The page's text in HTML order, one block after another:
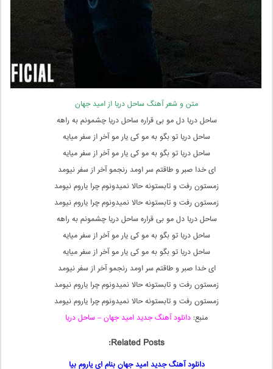
متن و شعر آهنگ ساحل دریا از امید جهان
ساحل دریا دل مو بی قراره ساحل دریا چشمونم به راهه
ساحل دریا تو بگو به مو کی یار مو آخر از سفر میایه
ساحل دریا تو بگو به مو کی یار مو آخر از سفر میایه
ای خدا صبر و طاقتم سر اومد رنجمو آخر از سفر نیومد
زمستون رفت و تابستونه حالا نمیدونوم چرا یاروم نیومد
زمستون رفت و تابستونه حالا نمیدونوم چرا یاروم نیومد
ساحل دریا دل مو بی قراره ساحل دریا چشمونم به راهه
ساحل دریا تو بگو به مو کی یار مو آخر از سفر میایه
ساحل دریا تو بگو به مو کی یار مو آخر از سفر میایه
ای خدا صبر و طاقتم سر اومد رنجمو آخر از سفر نیومد
زمستون رفت و تابستونه حالا نمیدونوم چرا یاروم نیومد
زمستون رفت و تابستونه حالا نمیدونوم چرا یاروم نیومد
منبع: دانلود آهنگ جدید امید جهان – ساحل دریا
Related Posts:
دانلود آهنگ جدید امید جهان بنام ای یاروم بیا